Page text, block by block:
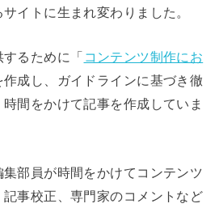
イトに生まれ変わりました。
るために「 コンテンツ制作にお
作成し、ガイドラインに基づき徹
間をかけて記事を作成していま
部員が時間をかけてコンテンツ
事校正、専門家のコメントなど